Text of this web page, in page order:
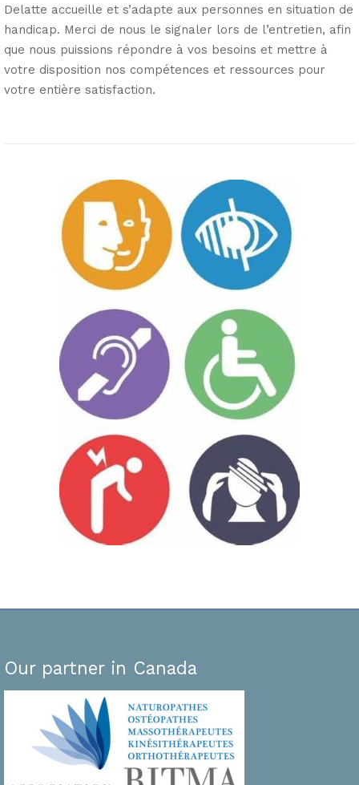
Delatte accueille et s’adapte aux personnes en situation de
handicap. Merci de nous le signaler lors de l’entretien, afin
que nous puissions répondre à vos besoins et mettre à
votre disposition nos compétences et ressources pour
votre entière satisfaction.
Our partner in Canada